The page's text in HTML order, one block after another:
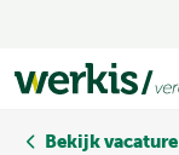
Bekijk vacature